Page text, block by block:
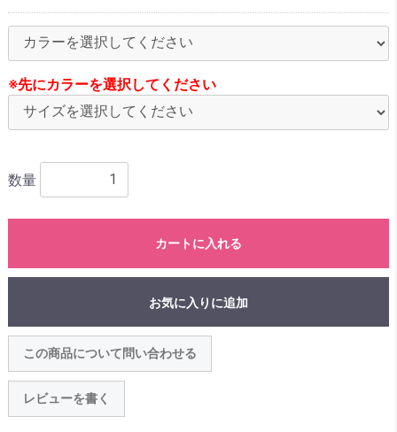
※先にカラーを選択してください
数量
カートに入れる
お気に入りに追加
この商品について問い合わせる
レビューを書く